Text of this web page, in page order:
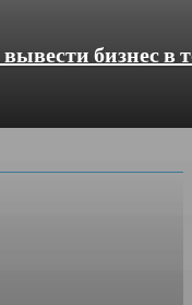
бизнес в